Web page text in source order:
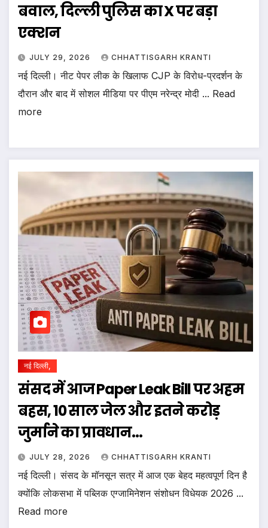
बवाल, दिल्ली पुलिस का X पर बड़ा
एक्शन
JULY 29, 2026 CHHATTISGARH KRANTI
नई दिल्ली। नीट पेपर लीक के खिलाफ CJP के विरोध-प्रदर्शन के
दौरान और बाद में सोशल मीडिया पर पीएम नरेन्द्र मोदी ... Read
more
नई दिल्ली,
संसद में आज Paper Leak Bill पर अहम
बहस, 10 साल जेल और इतने करोड़
जुर्माने का प्रावधान…
JULY 28, 2026 CHHATTISGARH KRANTI
नई दिल्ली। संसद के मॉनसून सत्र में आज एक बेहद महत्वपूर्ण दिन है
क्योंकि लोकसभा में पब्लिक एग्जामिनेशन संशोधन विधेयक 2026 ...
Read more